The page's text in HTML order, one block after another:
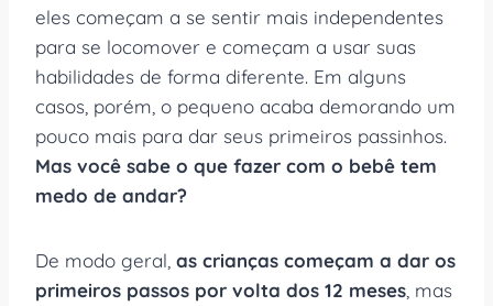
eles começam a se sentir mais independentes
para se locomover e começam a usar suas
habilidades de forma diferente. Em alguns
casos, porém, o pequeno acaba demorando um
pouco mais para dar seus primeiros passinhos.
Mas você sabe o que fazer com o bebê tem
medo de andar?
De modo geral, as crianças começam a dar os
primeiros passos por volta dos 12 meses , mas